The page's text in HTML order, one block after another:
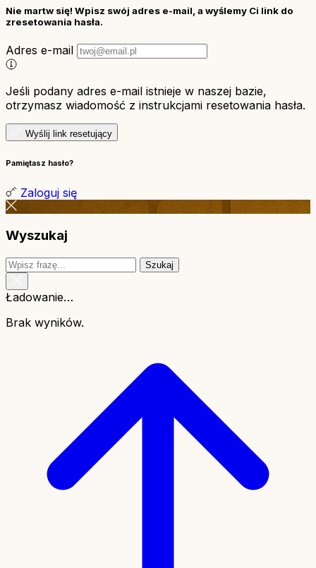
Nie martw się! Wpisz swój adres e-mail, a wyślemy Ci link do
zresetowania hasła.
Adres e-mail
Jeśli podany adres e-mail istnieje w naszej bazie,
otrzymasz wiadomość z instrukcjami resetowania hasła.
Wyślij link resetujący
Pamiętasz hasło?
Zaloguj się
Wyszukaj
Szukaj
Ładowanie…
Brak wyników.